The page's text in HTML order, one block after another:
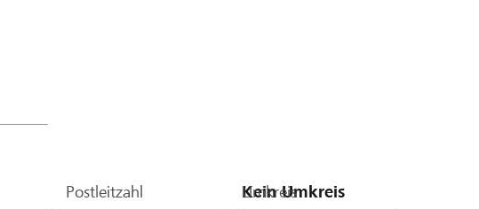
Postleitzahl Umkreis